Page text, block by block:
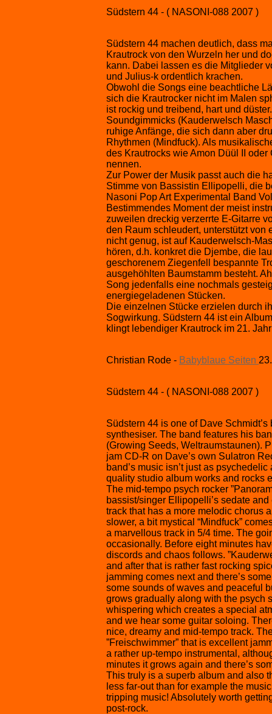
Südstern 44 - ( NASONI-088 2007 )
Südstern 44 machen deutlich, dass
Krautrock von den Wurzeln her und
kann. Dabei lassen es die Mitglieder
und Julius-k ordentlich krachen.
Obwohl die Songs eine beachtliche
sich die Krautrocker nicht im Malen
ist rockig und treibend, hart und
Soundgimmicks (Kauderwelsch
ruhige Anfänge, die sich dann aber
Rhythmen (Mindfuck). Als
des Krautrocks wie Amon Düül II
nennen.
Zur Power der Musik passt auch die
Stimme von Bassistin Ellipopelli, die
Nasoni Pop Art Experimental Band
Bestimmendes Moment der meist
zuweilen dreckig verzerrte E-Gitarre
den Raum schleudert, unterstützt von
nicht genug, ist auf Kauderwelsch-
hören, d.h. konkret die Djembe, die
geschorenem Ziegenfell bespannte
ausgehöhlten Baumstamm besteht.
Song jedenfalls eine nochmals
energiegeladenen Stücken.
Die einzelnen Stücke erzielen durch
Sogwirkung. Südstern 44 ist ein
klingt lebendiger Krautrock im 21.
Christian Rode - Babyblaue Seiten
Südstern 44 - ( NASONI-088 2007 )
Südstern 44 is one of Dave
synthesiser. The band features his
(Growing Seeds, Weltraumstaunen).
jam CD-R on Dave’s own Sulatron
band’s music isn’t just as
quality studio album works and rocks
The mid-tempo psych rocker
bassist/singer Ellipopelli’s sedate
track that has a more melodic chorus
slower, a bit mystical “Mindfuck”
a marvellous track in 5/4 time. The
occasionally. Before eight minutes
discords and chaos follows.
and after that is rather fast rocking
jamming comes next and there’s
some sounds of waves and peaceful
grows gradually along with the psych
whispering which creates a special
and we hear some guitar soloing.
nice, dreamy and mid-tempo track.
”Freischwimmer” that is excellent
a rather up-tempo instrumental,
minutes it grows again and there’s
This truly is a superb album and also
less far-out than for example the
tripping music! Absolutely worth
post-rock.